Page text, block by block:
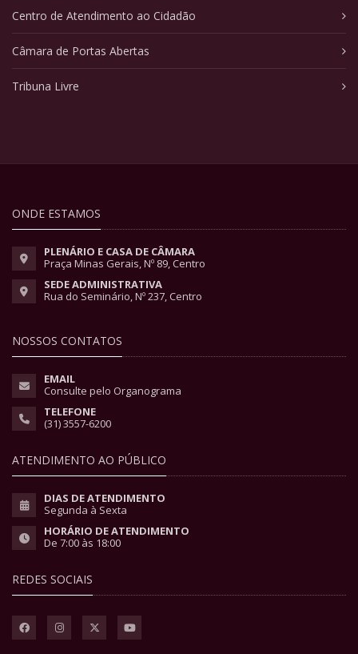
Centro de Atendimento ao Cidadão
Câmara de Portas Abertas
Tribuna Livre
ONDE ESTAMOS
PLENÁRIO E CASA DE CÂMARA
Praça Minas Gerais, Nº 89, Centro
SEDE ADMINISTRATIVA
Rua do Seminário, Nº 237, Centro
NOSSOS CONTATOS
EMAIL
Consulte pelo Organograma
TELEFONE
(31) 3557-6200
ATENDIMENTO AO PÚBLICO
DIAS DE ATENDIMENTO
Segunda à Sexta
HORÁRIO DE ATENDIMENTO
De 7:00 às 18:00
REDES SOCIAIS